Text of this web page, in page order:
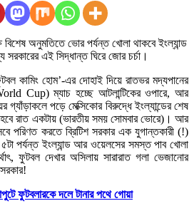
বিশেষ অনুমতিতে ভোর পর্যন্ত খোলা থাকবে ইংল্যান্ড
এই সিদ্ধান্ত ঘিরে জোর চর্চা।
কামিং হোম’-এর দোহাই দিয়ে রাতভর মদ্যপানের
Cup) ম্যাচ হচ্ছে আটলান্টিকের ওপারে, আর
গ্যাঁড়াকলে পড়ে মেক্সিকোর বিরুদ্ধে ইংল্যান্ডের শেষ
হবে রাত একটায় (ভারতীয় সময় সোমবার ভোরে)। আর
পরিণত করতে ব্রিটিশ সরকার এক যুগান্তকারী (!)
পর্যন্ত ইংল্যান্ড আর ওয়েলসের সমস্ত পাব খোলা
ফুটবল দেখার অসিলায় সারারাত গলা ভেজানোর
ফুটবলারকে দলে টানার পথে গোয়া